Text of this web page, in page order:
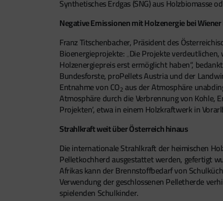
Synthetisches Erdgas (SNG) aus
Negative Emissionen mit Holzenergie bei
Franz Titschenbacher, Präsident des
Bioenergieprojekte: „Die Projekte
Holzenergiepreis erst ermöglicht haben“,
Bundesforste, proPellets Austria und der
Entnahme von CO2aus der Atmosphäre
Atmosphäre durch die Verbrennung von Kohle,
Projekten‘, etwa in einem Holzkraftwerk in
Strahlkraft weit über Österreich hinaus
Die internationale Strahlkraft der heimischen
Pelletkochherd ausgestattet werden, gefertigt
Afrikas kann der Brennstoffbedarf von
Verwendung der geschlossenen Pelletherde
spielenden Schulkinder.